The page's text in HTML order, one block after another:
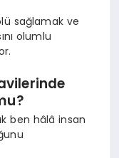
sağlamak ve
olumlu
ben hâlâ insan